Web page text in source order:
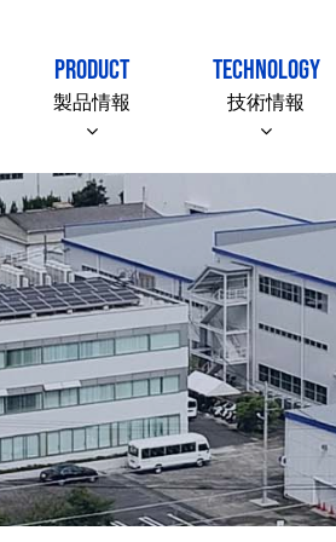
PRODUCT
製品情報
TECHNOLOGY
技術情報